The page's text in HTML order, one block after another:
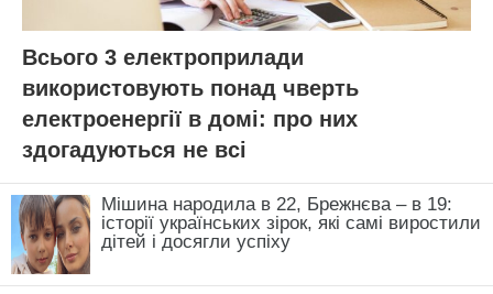
Всього 3 електроприлади
використовують понад чверть
електроенергії в домі: про них
здогадуються не всі
Мішина народила в 22, Брежнєва – в 19:
історії українських зірок, які самі виростили
дітей і досягли успіху